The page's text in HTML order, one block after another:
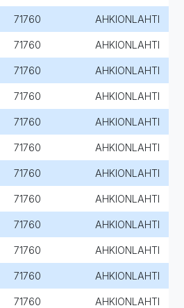
71760 AHKIONLAHTI
71760 AHKIONLAHTI
71760 AHKIONLAHTI
71760 AHKIONLAHTI
71760 AHKIONLAHTI
71760 AHKIONLAHTI
71760 AHKIONLAHTI
71760 AHKIONLAHTI
71760 AHKIONLAHTI
71760 AHKIONLAHTI
71760 AHKIONLAHTI
71760 AHKIONLAHTI